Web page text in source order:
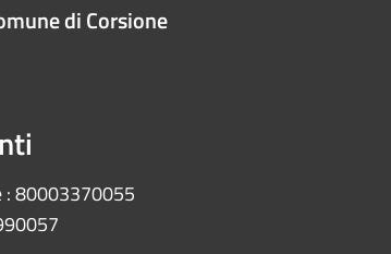
di Corsione
: 80003370055